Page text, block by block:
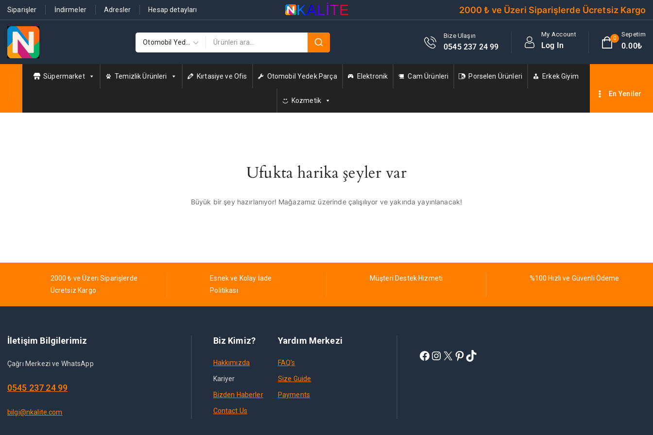
Siparişler İndirmeler Adresler Hesap detayları KALITE 2000 ₺ ve Üzeri Siparişlerde Ücretsiz Kargo
Bize Ulaşın
0545 237 24 99
My Account
Log In
0
Sepetim
0.00₺
Süpermarket Temizlik Ürünleri Kırtasiye ve Ofis Otomobil Yedek Parça Elektronik Cam Ürünleri Porselen Ürünleri Erkek Giyim
Kozmetik
En Yeniler
Ufukta harika şeyler var
Büyük bir şey hazırlanıyor! Mağazamız üzerinde çalışılıyor ve yakında yayınlanacak!
2000 ₺ ve Üzeri Siparişlerde
Ücretsiz Kargo
Esnek ve Kolay İade
Politikası
Müşteri Destek Hizmeti %100 Hızlı ve Güvenli Ödeme
İletişim Bilgilerimiz
Çağrı Merkezi ve WhatsApp
0545 237 24 99
bilgi@nkalite.com
Biz Kimiz?
Hakkımızda
Kariyer
Bizden Haberler
Contact Us
Yardım Merkezi
FAQ's
Size Guide
Payments